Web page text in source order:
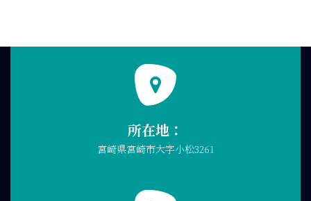
所在地：
宮崎県宮崎市大字小松3261